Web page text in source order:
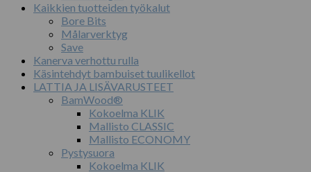
Kaikkien tuotteiden työkalut
Bore Bits
Målarverktyg
Save
Kanerva verhottu rulla
Käsintehdyt bambuiset tuulikellot
LATTIA JA LISÄVARUSTEET
BamWood®
Kokoelma KLIK
Mallisto CLASSIC
Mallisto ECONOMY
Pystysuora
Kokoelma KLIK